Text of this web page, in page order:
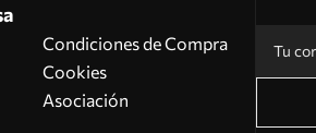
Condiciones de Compra
Cookies
Asociación